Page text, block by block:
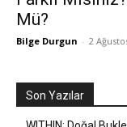
Mü?
Bilge Durgun - 2
Son Yazılar